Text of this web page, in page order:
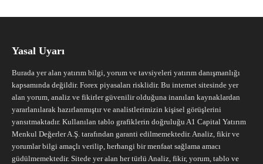
Yasal Uyarı
Burada yer alan yatırım bilgi, yorum ve tavsiyeleri yatırım danışmanlığı
kapsamında değildir. Forex piyasaları risklidir. Bu internet sitesinde yer
alan yorum, analiz ve fikirler güvenilir olduğuna inanılan kaynaklardan
yararlanılarak hazırlanmıştır ve analistlerimizin kişisel görüşlerini
yansıtmaktadır. Kullanılan tablo grafiklerin doğruluğu A1 Capital Yatırım
Menkul Değerler A.Ş. tarafından garanti edilmemektedir. Analiz, fikir ve
yorumlar bilgi amaçlı verilip, herhangi bir menfaat sağlama amacı
güdülmemektedir. Sitede yer alan her türlü Analiz, fikir, yorum, tablo ve